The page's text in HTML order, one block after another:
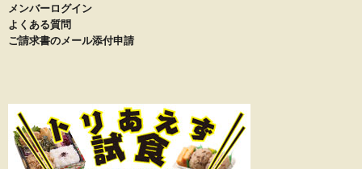
メンバーログイン
よくある質問
ご請求書のメール添付申請